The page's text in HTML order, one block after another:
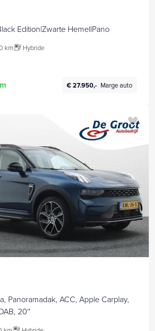
Edition|Zwarte Hemel|Pano
km Hybride
€ 27.950,- Marge auto
Panoramadak, ACC, Apple Carplay,
20''